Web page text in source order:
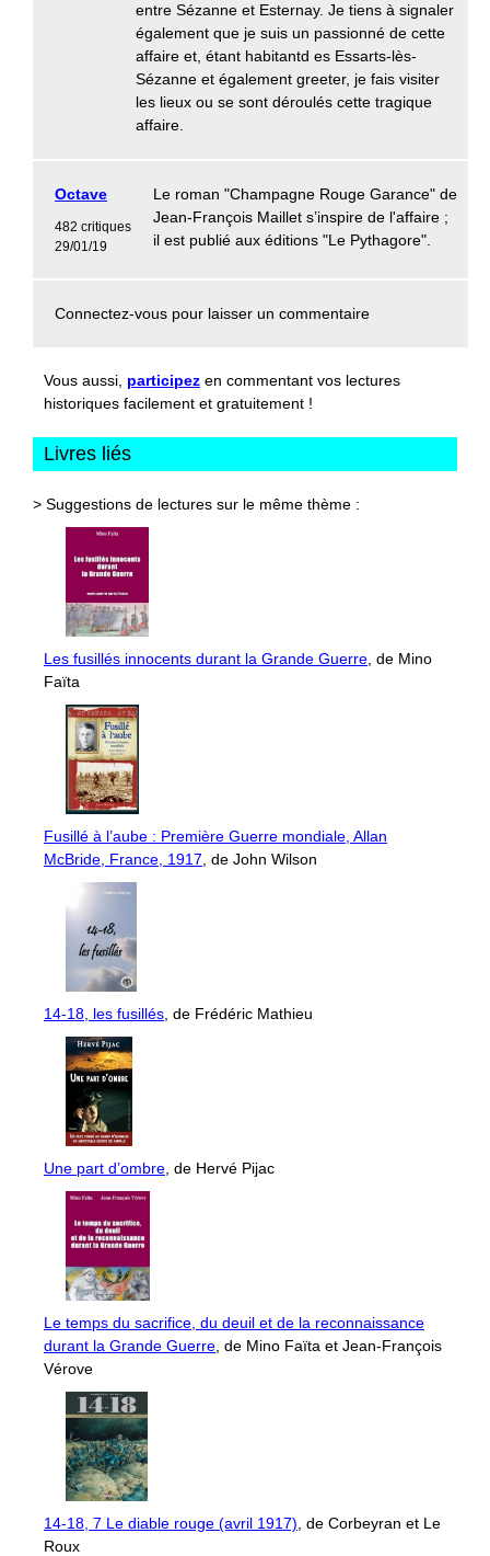
entre Sézanne et Esternay. Je tiens à signaler
également que je suis un passionné de cette
affaire et, étant habitantd es Essarts-lès-
Sézanne et également greeter, je fais visiter
les lieux ou se sont déroulés cette tragique
affaire.
Octave
482 critiques
29/01/19
Le roman "Champagne Rouge Garance" de
Jean-François Maillet s’inspire de l'affaire ;
il est publié aux éditions "Le Pythagore".
Connectez-vous pour laisser un commentaire
Vous aussi, participez en commentant vos lectures
historiques facilement et gratuitement !
Livres liés
> Suggestions de lectures sur le même thème :
Les fusillés innocents durant la Grande Guerre , de Mino
Faïta
Fusillé à l’aube : Première Guerre mondiale, Allan
McBride, France, 1917 , de John Wilson
14-18, les fusillés , de Frédéric Mathieu
Une part d’ombre , de Hervé Pijac
Le temps du sacrifice, du deuil et de la reconnaissance
durant la Grande Guerre , de Mino Faïta et Jean-François
Vérove
14-18, 7 Le diable rouge (avril 1917) , de Corbeyran et Le
Roux